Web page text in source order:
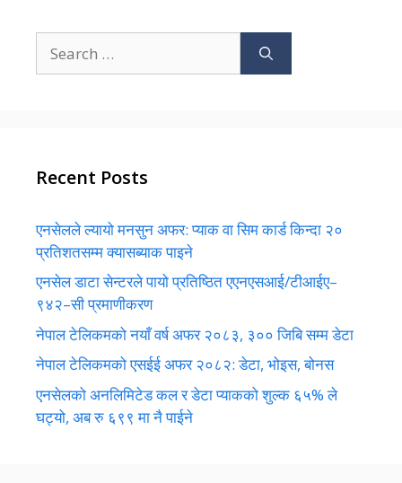
for:
Recent Posts
एनसेलले ल्यायो मनसुन अफर: प्याक वा सिम कार्ड किन्दा २०
प्रतिशतसम्म क्यासब्याक पाइने
एनसेल डाटा सेन्टरले पायो प्रतिष्ठित एएनएसआई/टीआईए–
९४२–सी प्रमाणीकरण
नेपाल टेलिकमको नयाँ वर्ष अफर २०८३, ३०० जिबि सम्म डेटा
नेपाल टेलिकमको एसईई अफर २०८२: डेटा, भोइस, बोनस
एनसेलको अनलिमिटेड कल र डेटा प्याकको शुल्क ६५% ले
घट्यो, अब रु ६९९ मा नै पाईने